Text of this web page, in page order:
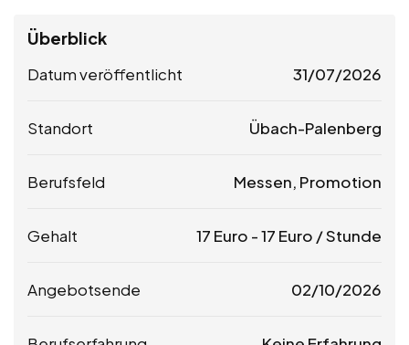
Überblick
Datum veröffentlicht 31/07/2026
Standort Übach-Palenberg
Berufsfeld Messen, Promotion
Gehalt 17 Euro -17 Euro / Stunde
Angebotsende 02/10/2026